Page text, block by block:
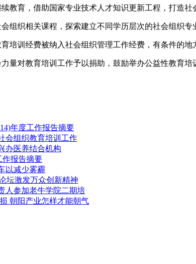
教育，借助国家专业技术人才知识更新工程，打造社
组织相关课程，探索建立不同学历层次的社会组织专
培训经费被纳入社会组织管理工作经费，有条件的地
力量对教育培训工作予以捐助，鼓励举办公益性教育
年度工作报告摘要
会组织教育培训工作
办医养结合机构
作报告摘要
以减少雾霾
坛激发万众创新精神
人参加老牛学院二期培
朝阳产业怎样才能朝气